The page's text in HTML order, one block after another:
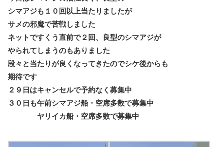
シマアジも１０回以上当たりましたが
サメの邪魔で苦戦しました
ネットですくう直前で２回、良型のシマアジが
やられてしまうのもありました
段々と当たりが良くなってきたのでシケ後からも
期待です
２９日はキャンセルで予約なく募集中
３０日も午前シマアジ船・空席多数で募集中
ヤリイカ船・空席多数で募集中